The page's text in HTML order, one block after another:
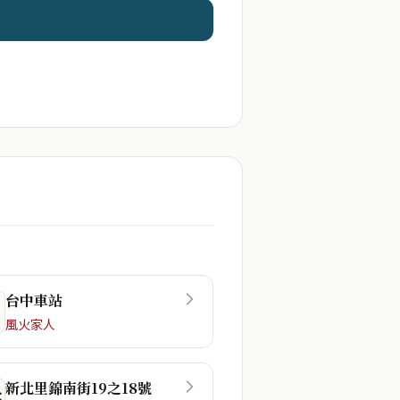
台中車站
風火家人
新北里錦南街19之18號